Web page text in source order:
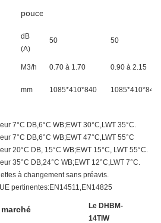
pouces
dB
(A)
50 50
M3/h 0.70 à 1.70 0.90 à 2.15
mm 1085*410*840 1085*410*840
7°C DB,6°C WB;EWT 30°C,LWT 35°C.
7°C DB,6°C WB;EWT 47°C,LWT 55°C
20°C DB, 15°C WB;EWT 15°C, LWT 55°C.
35°C DB,24°C WB;EWT 12°C,LWT 7°C.
à changement sans préavis.
pertinentes:EN14511,EN14825
Le DHBM-
14TIW